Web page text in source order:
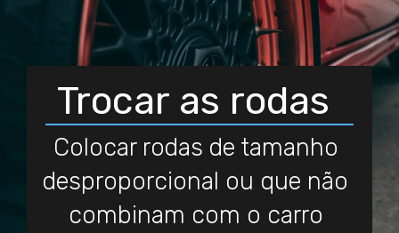
Colocar rodas de tamanho
desproporcional ou que não
combinam com o carro
Trocar as rodas